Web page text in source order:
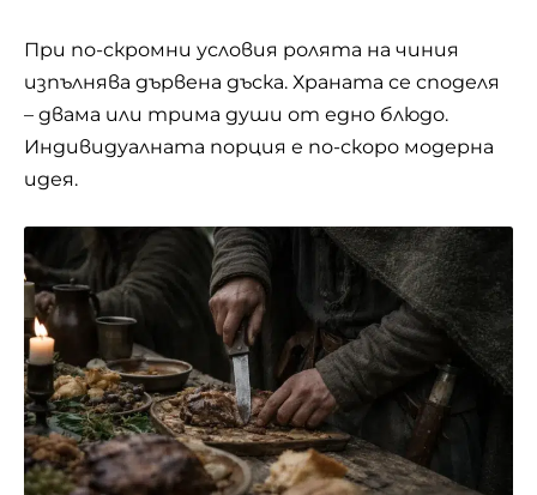
При по-скромни условия ролята на чиния
изпълнява дървена дъска. Храната се споделя
– двама или трима души от едно блюдо.
Индивидуалната порция е по-скоро модерна
идея.